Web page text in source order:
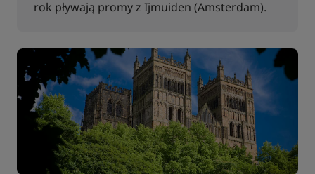
rok pływają promy z Ijmuiden (Amsterdam).